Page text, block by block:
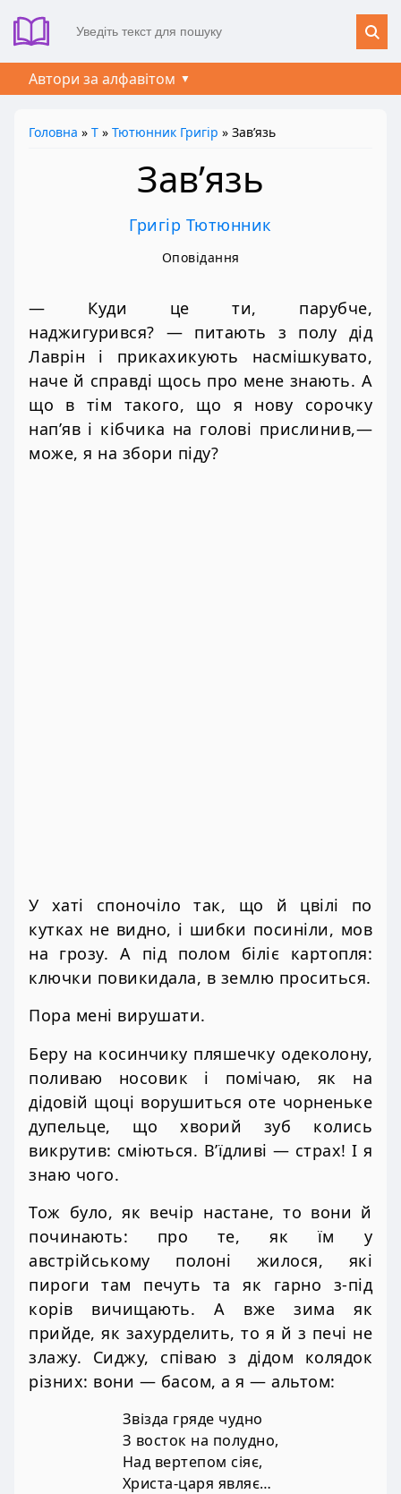
Автори за алфавітом
Головна » Т » Тютюнник Григір » Зав’язь
Зав’язь
Григір Тютюнник
Оповідання
— Куди це ти, парубче,
наджигурився? — питають з полу дід
Лаврін і прикахикують насмішкувато,
наче й справді щось про мене знають. А
що в тім такого, що я нову сорочку
нап’яв і кібчика на голові прислинив,—
може, я на збори піду?
У хаті споночіло так, що й цвілі по
кутках не видно, і шибки посиніли, мов
на грозу. А під полом біліє картопля:
ключки повикидала, в землю проситься.
Пора мені вирушати.
Беру на косинчику пляшечку одеколону,
поливаю носовик і помічаю, як на
дідовій щоці ворушиться оте чорненьке
дупельце, що хворий зуб колись
викрутив: сміються. В’їдливі — страх! І я
знаю чого.
Тож було, як вечір настане, то вони й
починають: про те, як їм у
австрійському полоні жилося, які
пироги там печуть та як гарно з-під
корів вичищають. А вже зима як
прийде, як захурделить, то я й з печі не
злажу. Сиджу, співаю з дідом колядок
різних: вони — басом, а я — альтом:
Звізда гряде чудно
З восток на полудно,
Над вертепом сіяє,
Христа-царя являє…